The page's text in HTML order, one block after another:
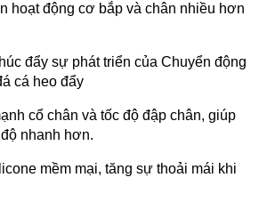
hoạt động cơ bắp và chân nhiều hơn
đẩy sự phát triển của Chuyển động
cá heo đẩy
cổ chân và tốc độ đập chân, giúp
nhanh hơn.
mềm mại, tăng sự thoải mái khi